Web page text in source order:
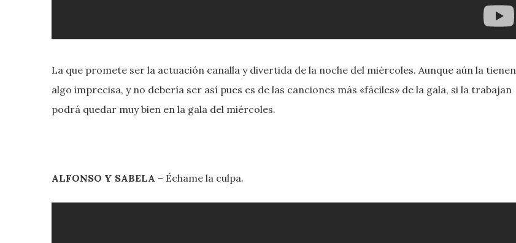
La que promete ser la actuación canalla y divertida de la noche del miércoles. Aunque aún la tienen
algo imprecisa, y no debería ser así pues es de las canciones más «fáciles» de la gala, si la trabajan
podrá quedar muy bien en la gala del miércoles.
ALFONSO Y SABELA – Échame la culpa.